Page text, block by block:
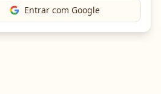
Entrar com Google